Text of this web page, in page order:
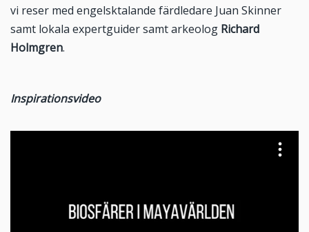
vi reser med engelsktalande färdledare Juan Skinner
samt lokala expertguider samt arkeolog Richard
Holmgren.
Inspirationsvideo